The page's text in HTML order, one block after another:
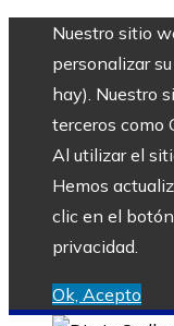
Nuestro sitio
personalizar
hay). Nuestro
terceros como
Al utilizar el
Hemos
clic en el
privacidad.
Ok, Acepto